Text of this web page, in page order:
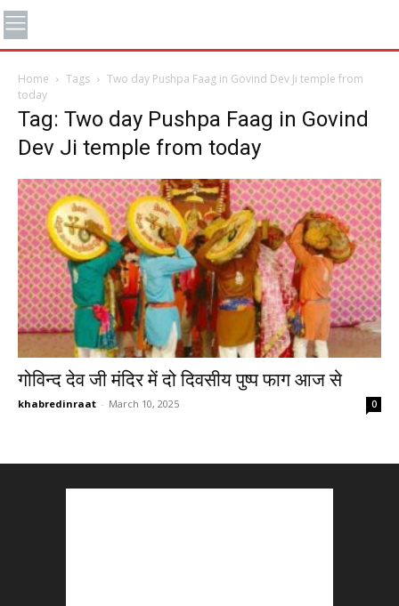
Home Tags
Two day Pushpa Faag in Govind Dev Ji temple from
today
Tag: Two day Pushpa Faag in Govind
Dev Ji temple from today
गोविन्द देव जी मंदिर में दो दिवसीय पुष्प फाग आज से
khabredinraat - March 10, 2025 0